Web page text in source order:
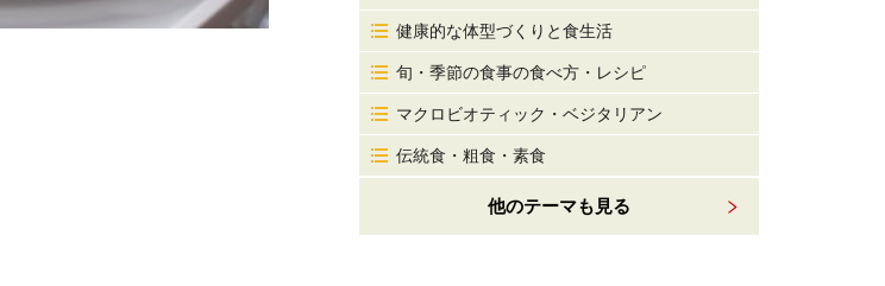
健康的な体型づくりと食生活
旬・季節の食事の食べ方・レシピ
マクロビオティック・ベジタリアン
伝統食・粗食・素食
他のテーマも見る